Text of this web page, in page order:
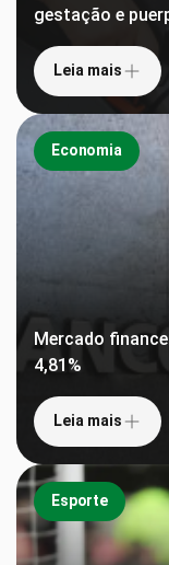
gestação e
Leia mais
Economia
Mercado
4,81%
Leia mais
Esporte